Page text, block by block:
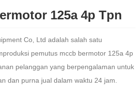
125a 4p Tpn
Co, Ltd adalah salah satu
pemutus mccb bermotor 125a 4p
pelanggan yang berpengalaman untuk
dan purna jual dalam waktu 24 jam.